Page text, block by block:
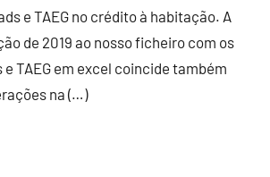
e TAEG no crédito à habitação. A
de 2019 ao nosso ficheiro com os
TAEG em excel coincide também
na (…)